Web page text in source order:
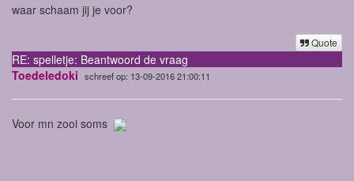
waar schaam jij je voor?
Quote
RE: spelletje: Beantwoord de vraag
Toedeledoki schreef op: 13-09-2016 21:00:11
Voor mn zooi soms